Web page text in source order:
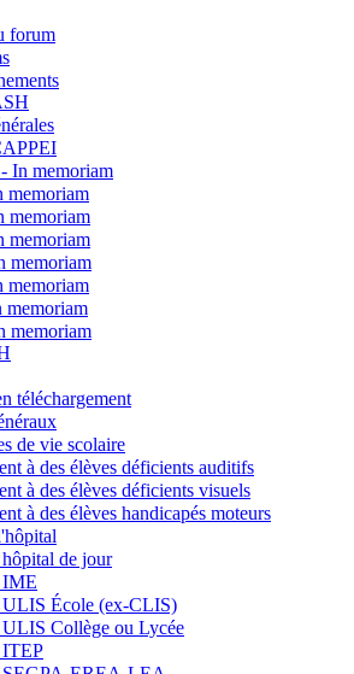
forum
memoriam
téléchargement
de vie scolaire
à des élèves déficients auditifs
à des élèves déficients visuels
à des élèves handicapés moteurs
de jour
École (ex-CLIS)
Collège ou Lycée